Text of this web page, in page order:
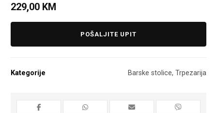
229,00 KM
POŠALJITE UPIT
Kategorije Barske stolice, Trpezarija